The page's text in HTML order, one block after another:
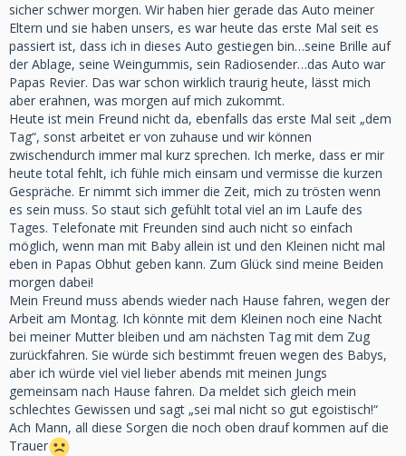
sicher schwer morgen. Wir haben hier gerade das Auto meiner
Eltern und sie haben unsers, es war heute das erste Mal seit es
passiert ist, dass ich in dieses Auto gestiegen bin…seine Brille auf
der Ablage, seine Weingummis, sein Radiosender…das Auto war
Papas Revier. Das war schon wirklich traurig heute, lässt mich
aber erahnen, was morgen auf mich zukommt.
Heute ist mein Freund nicht da, ebenfalls das erste Mal seit „dem
Tag“, sonst arbeitet er von zuhause und wir können
zwischendurch immer mal kurz sprechen. Ich merke, dass er mir
heute total fehlt, ich fühle mich einsam und vermisse die kurzen
Gespräche. Er nimmt sich immer die Zeit, mich zu trösten wenn
es sein muss. So staut sich gefühlt total viel an im Laufe des
Tages. Telefonate mit Freunden sind auch nicht so einfach
möglich, wenn man mit Baby allein ist und den Kleinen nicht mal
eben in Papas Obhut geben kann. Zum Glück sind meine Beiden
morgen dabei!
Mein Freund muss abends wieder nach Hause fahren, wegen der
Arbeit am Montag. Ich könnte mit dem Kleinen noch eine Nacht
bei meiner Mutter bleiben und am nächsten Tag mit dem Zug
zurückfahren. Sie würde sich bestimmt freuen wegen des Babys,
aber ich würde viel viel lieber abends mit meinen Jungs
gemeinsam nach Hause fahren. Da meldet sich gleich mein
schlechtes Gewissen und sagt „sei mal nicht so gut egoistisch!“
Ach Mann, all diese Sorgen die noch oben drauf kommen auf die
Trauer